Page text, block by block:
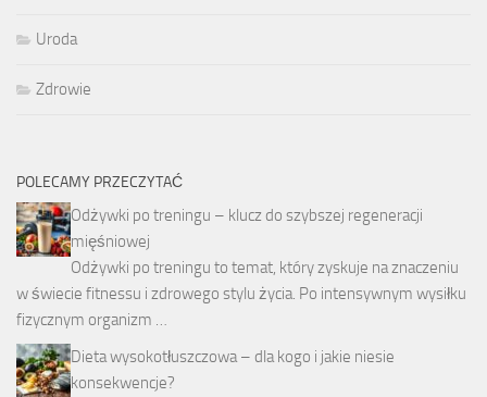
Uroda
Zdrowie
POLECAMY PRZECZYTAĆ
Odżywki po treningu – klucz do szybszej regeneracji
mięśniowej
Odżywki po treningu to temat, który zyskuje na znaczeniu
w świecie fitnessu i zdrowego stylu życia. Po intensywnym wysiłku
fizycznym organizm …
Dieta wysokotłuszczowa – dla kogo i jakie niesie
konsekwencje?